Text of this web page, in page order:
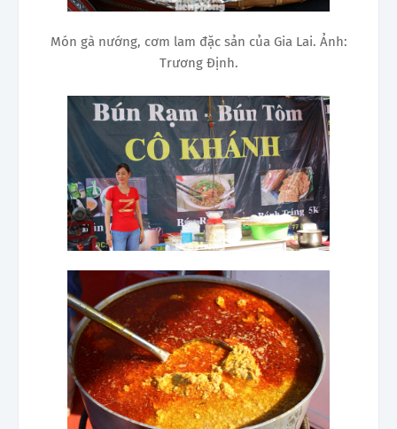
Món gà nướng, cơm lam đặc sản của Gia Lai. Ảnh:
Trương Định.